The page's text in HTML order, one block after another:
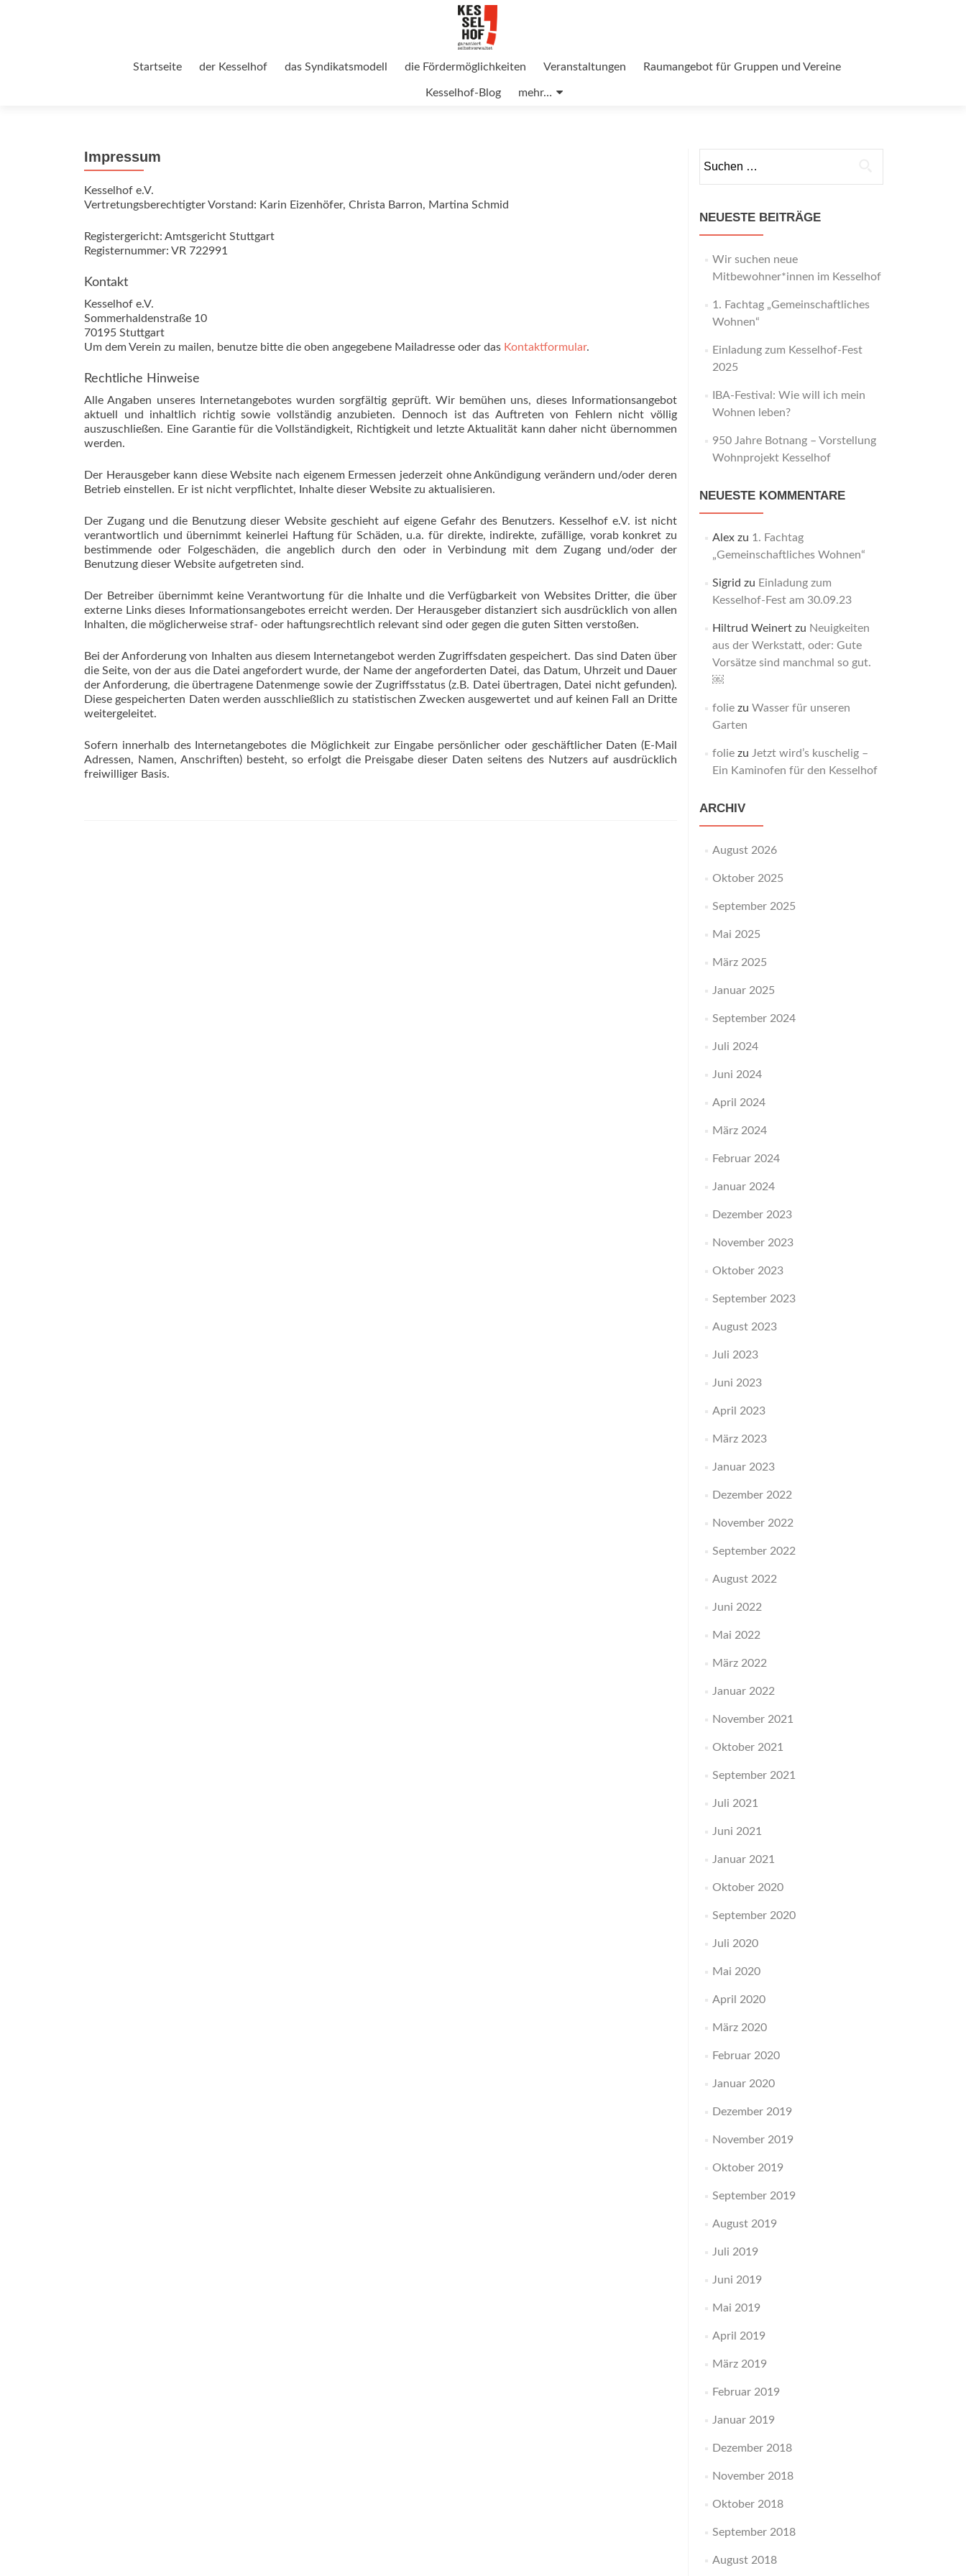
Startseite der Kesselhof das Syndikatsmodell die Fördermöglichkeiten Veranstaltungen Raumangebot für Gruppen und Vereine
Kesselhof-Blog mehr…
Impressum
Kesselhof e.V.
Vertretungsberechtigter Vorstand: Karin Eizenhöfer, Christa Barron, Martina Schmid
Registergericht: Amtsgericht Stuttgart
Registernummer: VR 722991
Kontakt
Kesselhof e.V.
Sommerhaldenstraße 10
70195 Stuttgart
Um dem Verein zu mailen, benutze bitte die oben angegebene Mailadresse oder das Kontaktformular.
Rechtliche Hinweise
Alle Angaben unseres Internetangebotes wurden sorgfältig geprüft. Wir bemühen uns, dieses Informationsangebot
aktuell und inhaltlich richtig sowie vollständig anzubieten. Dennoch ist das Auftreten von Fehlern nicht völlig
auszuschließen. Eine Garantie für die Vollständigkeit, Richtigkeit und letzte Aktualität kann daher nicht übernommen
werden.
Der Herausgeber kann diese Website nach eigenem Ermessen jederzeit ohne Ankündigung verändern und/oder deren
Betrieb einstellen. Er ist nicht verpflichtet, Inhalte dieser Website zu aktualisieren.
Der Zugang und die Benutzung dieser Website geschieht auf eigene Gefahr des Benutzers. Kesselhof e.V. ist nicht
verantwortlich und übernimmt keinerlei Haftung für Schäden, u.a. für direkte, indirekte, zufällige, vorab konkret zu
bestimmende oder Folgeschäden, die angeblich durch den oder in Verbindung mit dem Zugang und/oder der
Benutzung dieser Website aufgetreten sind.
Der Betreiber übernimmt keine Verantwortung für die Inhalte und die Verfügbarkeit von Websites Dritter, die über
externe Links dieses Informationsangebotes erreicht werden. Der Herausgeber distanziert sich ausdrücklich von allen
Inhalten, die möglicherweise straf- oder haftungsrechtlich relevant sind oder gegen die guten Sitten verstoßen.
Bei der Anforderung von Inhalten aus diesem Internetangebot werden Zugriffsdaten gespeichert. Das sind Daten über
die Seite, von der aus die Datei angefordert wurde, der Name der angeforderten Datei, das Datum, Uhrzeit und Dauer
der Anforderung, die übertragene Datenmenge sowie der Zugriffsstatus (z.B. Datei übertragen, Datei nicht gefunden).
Diese gespeicherten Daten werden ausschließlich zu statistischen Zwecken ausgewertet und auf keinen Fall an Dritte
weitergeleitet.
Sofern innerhalb des Internetangebotes die Möglichkeit zur Eingabe persönlicher oder geschäftlicher Daten (E-Mail
Adressen, Namen, Anschriften) besteht, so erfolgt die Preisgabe dieser Daten seitens des Nutzers auf ausdrücklich
freiwilliger Basis.
nach:
NEUESTE BEITRÄGE
Wir suchen neue
Mitbewohner*innen im Kesselhof
1. Fachtag „Gemeinschaftliches
Wohnen“
Einladung zum Kesselhof-Fest
2025
IBA-Festival: Wie will ich mein
Wohnen leben?
950 Jahre Botnang – Vorstellung
Wohnprojekt Kesselhof
NEUESTE KOMMENTARE
Alexzu 1. Fachtag
„Gemeinschaftliches Wohnen“
Sigrid zu Einladung zum
Kesselhof-Fest am 30.09.23
Hiltrud Weinertzu Neuigkeiten
aus der Werkstatt, oder: Gute
Vorsätze sind manchmal so gut.
￼
foliezu Wasser für unseren
Garten
foliezu Jetzt wird’s kuschelig –
Ein Kaminofen für den Kesselhof
ARCHIV
August 2026
Oktober 2025
September 2025
Mai 2025
März 2025
Januar 2025
September 2024
Juli 2024
Juni 2024
April 2024
März 2024
Februar 2024
Januar 2024
Dezember 2023
November 2023
Oktober 2023
September 2023
August 2023
Juli 2023
Juni 2023
April 2023
März 2023
Januar 2023
Dezember 2022
November 2022
September 2022
August 2022
Juni 2022
Mai 2022
März 2022
Januar 2022
November 2021
Oktober 2021
September 2021
Juli 2021
Juni 2021
Januar 2021
Oktober 2020
September 2020
Juli 2020
Mai 2020
April 2020
März 2020
Februar 2020
Januar 2020
Dezember 2019
November 2019
Oktober 2019
September 2019
August 2019
Juli 2019
Juni 2019
Mai 2019
April 2019
März 2019
Februar 2019
Januar 2019
Dezember 2018
November 2018
Oktober 2018
September 2018
August 2018